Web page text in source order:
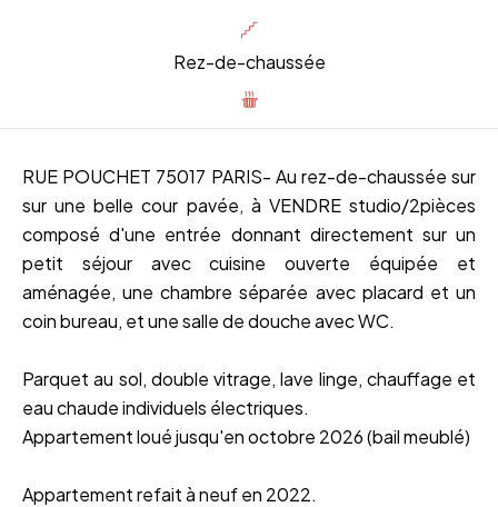
Rez-de-chaussée
RUE POUCHET 75017 PARIS- Au rez-de-chaussée sur
sur une belle cour pavée, à VENDRE studio/2pièces
composé d'une entrée donnant directement sur un
petit séjour avec cuisine ouverte équipée et
aménagée, une chambre séparée avec placard et un
coin bureau, et une salle de douche avec WC.
Parquet au sol, double vitrage, lave linge, chauffage et
eau chaude individuels électriques.
Appartement loué jusqu'en octobre 2026 (bail meublé)
Appartement refait à neuf en 2022.